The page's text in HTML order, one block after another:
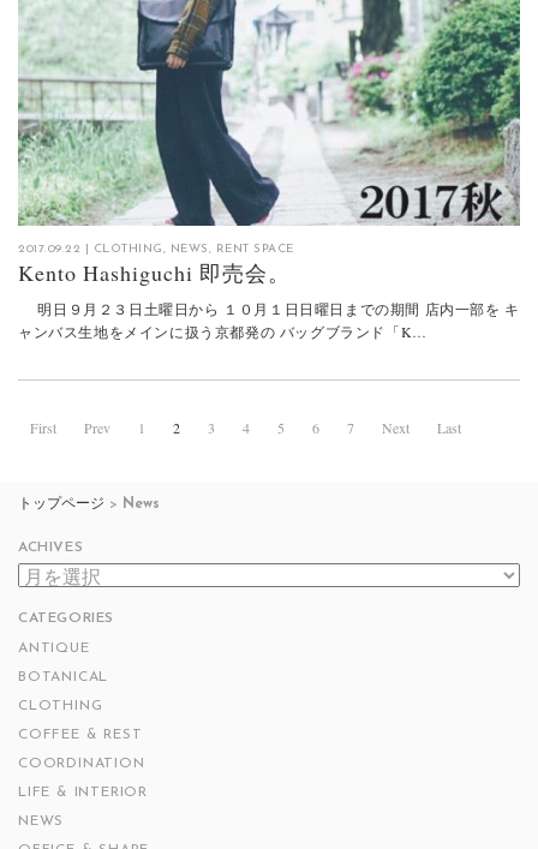
2017.09.22 CLOTHING, NEWS, RENT SPACE
Kento Hashiguchi 即売会。
明日９月２３日土曜日から １０月１日日曜日までの期間 店内一部を キ
ャンバス生地をメインに扱う京都発の バッグブランド「K…
First Prev 1 2 3 4 5 6 7 Next Last
トップページ > News
ACHIVES
ACHIVES
CATEGORIES
ANTIQUE
BOTANICAL
CLOTHING
COFFEE & REST
COORDINATION
LIFE & INTERIOR
NEWS